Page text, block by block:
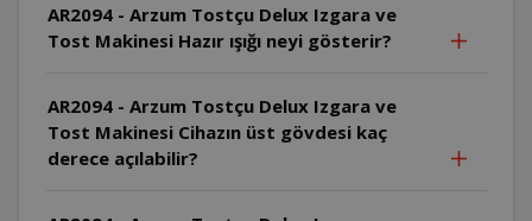
AR2094 - Arzum Tostçu Delux Izgara ve
Tost Makinesi Hazır ışığı neyi gösterir?
AR2094 - Arzum Tostçu Delux Izgara ve
Tost Makinesi Cihazın üst gövdesi kaç
derece açılabilir?